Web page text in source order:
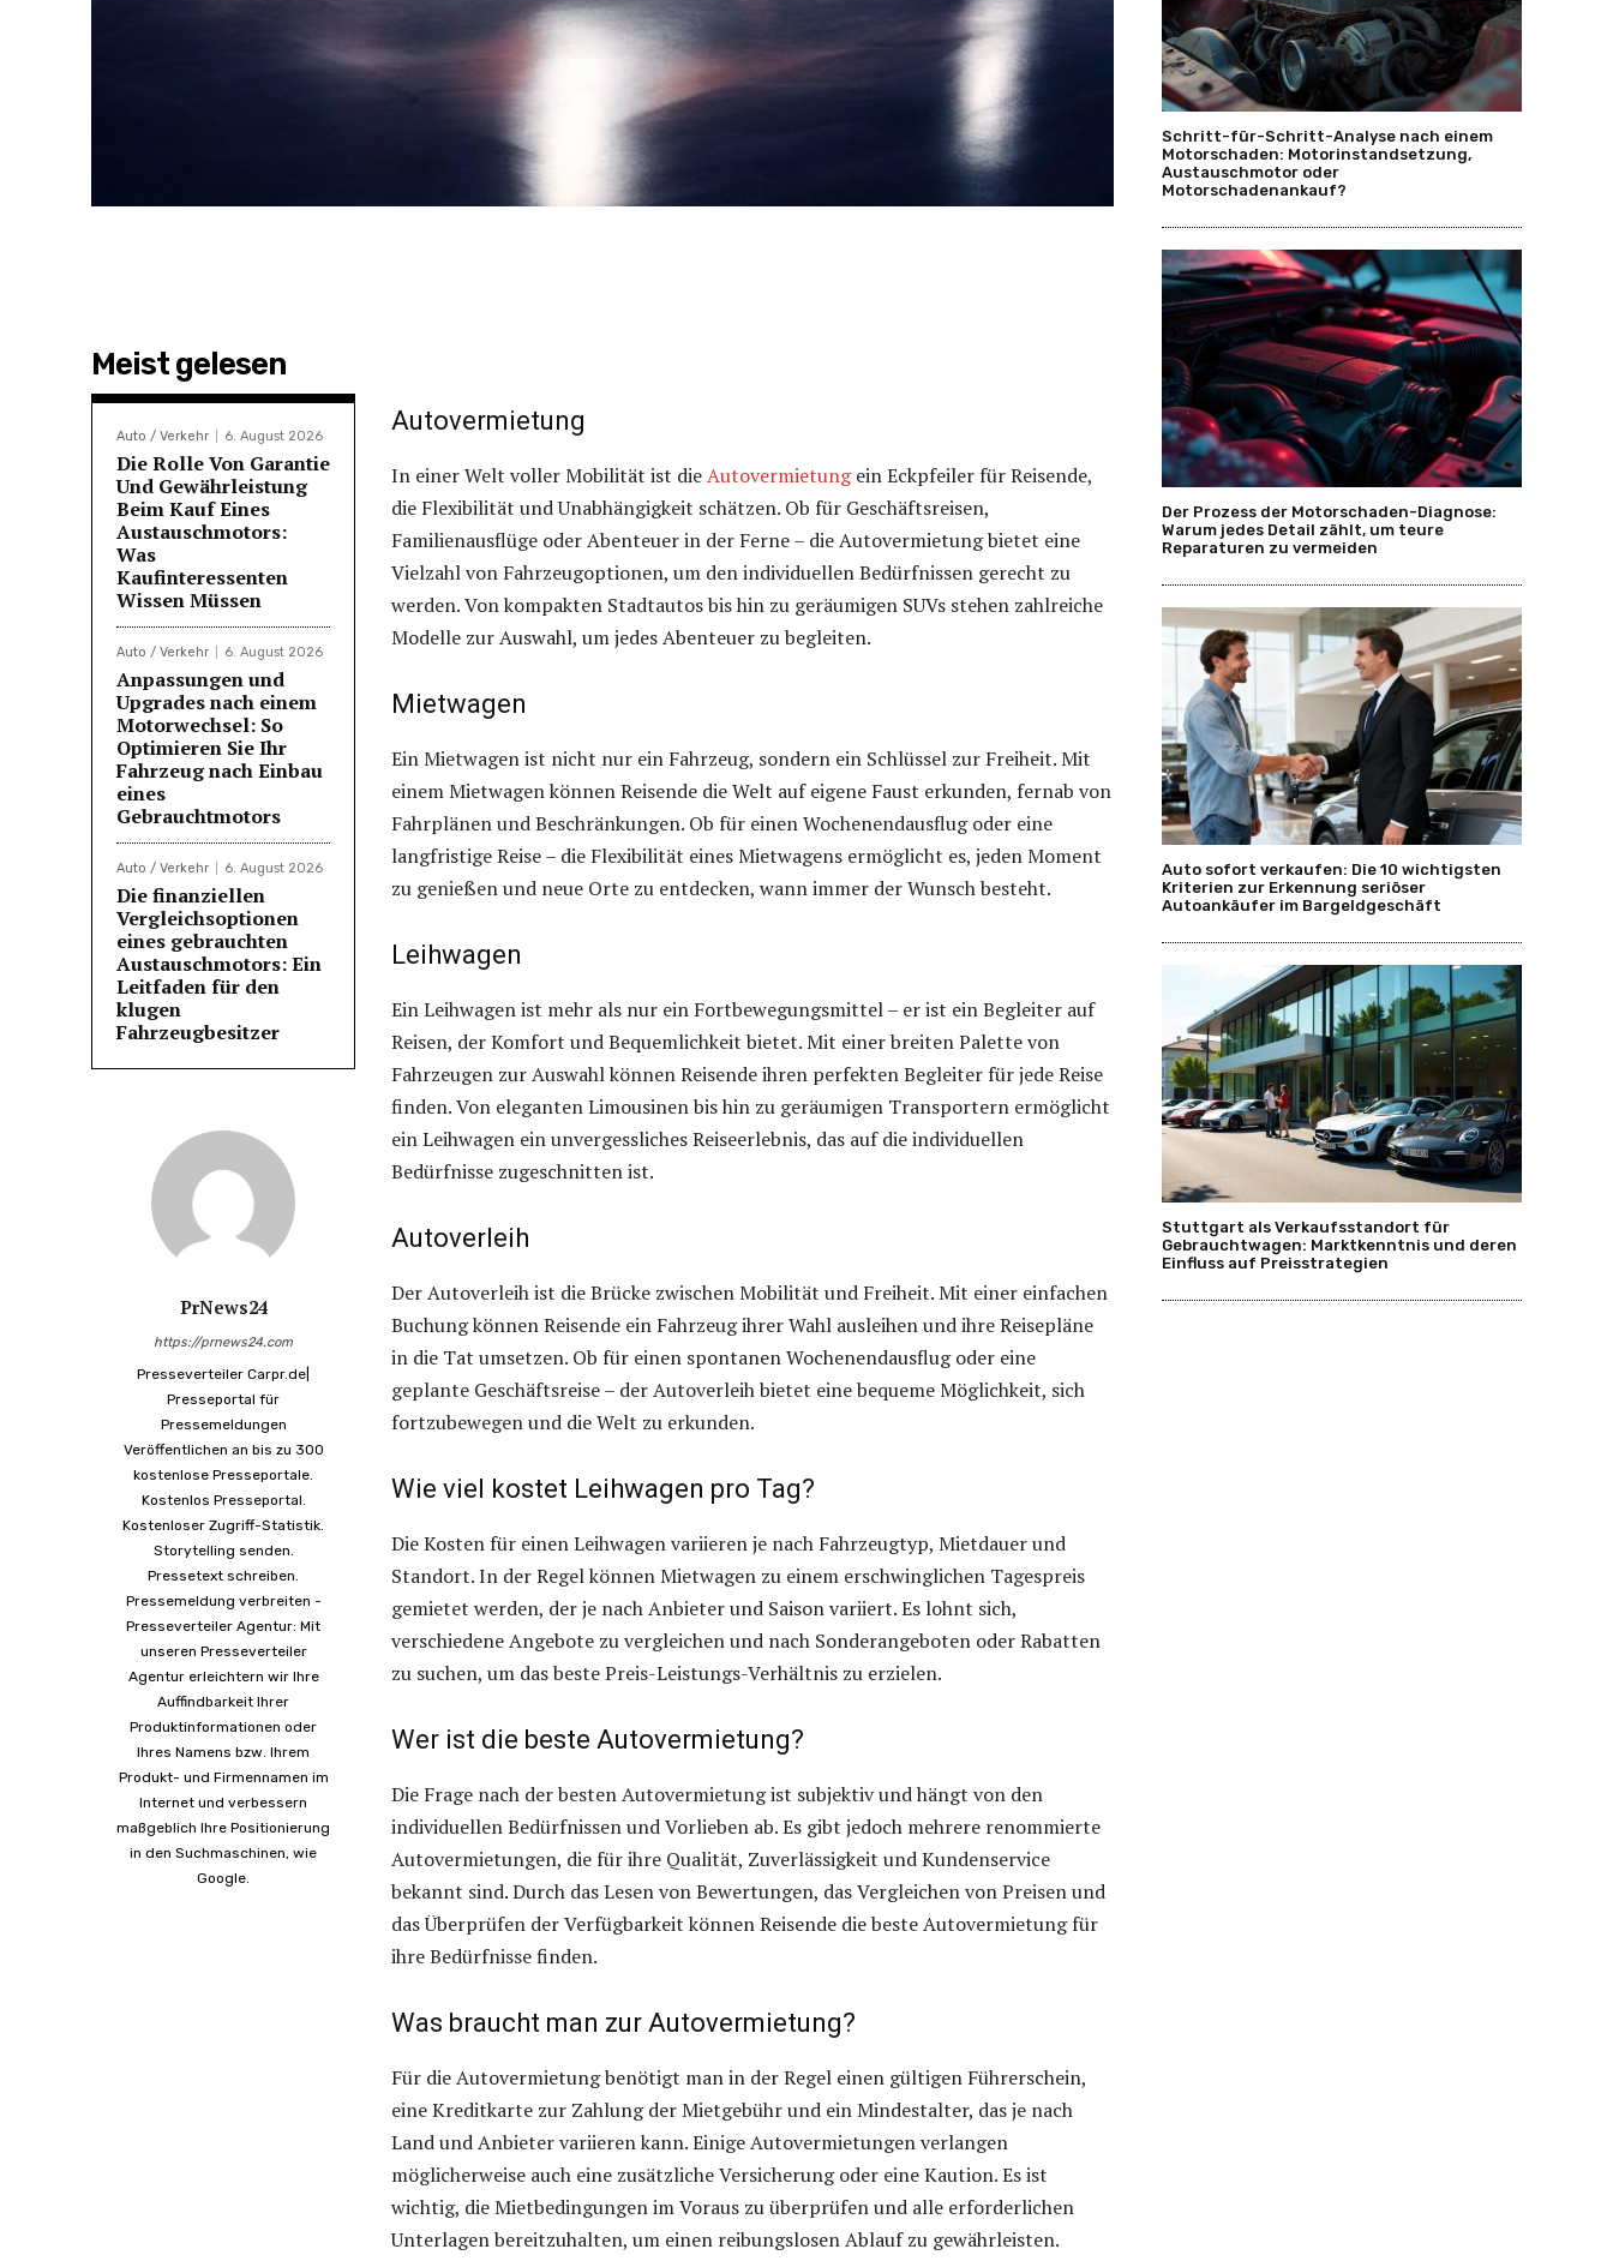
Meist gelesen
Auto / Verkehr 6. August 2026
Die Rolle Von Garantie
Und Gewährleistung
Beim Kauf Eines
Austauschmotors:
Was
Kaufinteressenten
Wissen Müssen
Auto / Verkehr 6. August 2026
Anpassungen und
Upgrades nach einem
Motorwechsel: So
Optimieren Sie Ihr
Fahrzeug nach Einbau
eines
Gebrauchtmotors
Auto / Verkehr 6. August 2026
Die finanziellen
Vergleichsoptionen
eines gebrauchten
Austauschmotors: Ein
Leitfaden für den
klugen
Fahrzeugbesitzer
PrNews24
https://prnews24.com
Presseverteiler Carpr.de|
Presseportal für
Pressemeldungen
Veröffentlichen an bis zu 300
kostenlose Presseportale.
Kostenlos Presseportal.
Kostenloser Zugriff-Statistik.
Storytelling senden.
Pressetext schreiben.
Pressemeldung verbreiten -
Presseverteiler Agentur: Mit
unseren Presseverteiler
Agentur erleichtern wir Ihre
Auffindbarkeit Ihrer
Produktinformationen oder
Ihres Namens bzw. Ihrem
Produkt- und Firmennamen im
Internet und verbessern
maßgeblich Ihre Positionierung
in den Suchmaschinen, wie
Google.
Autovermietung
In einer Welt voller Mobilität ist dieAutovermietungein Eckpfeiler für Reisende,
die Flexibilität und Unabhängigkeit schätzen. Ob für Geschäftsreisen,
Familienausflüge oder Abenteuer in der Ferne – die Autovermietung bietet eine
Vielzahl von Fahrzeugoptionen, um den individuellen Bedürfnissen gerecht zu
werden. Von kompakten Stadtautos bis hin zu geräumigen SUVs stehen zahlreiche
Modelle zur Auswahl, um jedes Abenteuer zu begleiten.
Mietwagen
Ein Mietwagen ist nicht nur ein Fahrzeug, sondern ein Schlüssel zur Freiheit. Mit
einem Mietwagen können Reisende die Welt auf eigene Faust erkunden, fernab von
Fahrplänen und Beschränkungen. Ob für einen Wochenendausflug oder eine
langfristige Reise – die Flexibilität eines Mietwagens ermöglicht es, jeden Moment
zu genießen und neue Orte zu entdecken, wann immer der Wunsch besteht.
Leihwagen
Ein Leihwagen ist mehr als nur ein Fortbewegungsmittel – er ist ein Begleiter auf
Reisen, der Komfort und Bequemlichkeit bietet. Mit einer breiten Palette von
Fahrzeugen zur Auswahl können Reisende ihren perfekten Begleiter für jede Reise
finden. Von eleganten Limousinen bis hin zu geräumigen Transportern ermöglicht
ein Leihwagen ein unvergessliches Reiseerlebnis, das auf die individuellen
Bedürfnisse zugeschnitten ist.
Autoverleih
Der Autoverleih ist die Brücke zwischen Mobilität und Freiheit. Mit einer einfachen
Buchung können Reisende ein Fahrzeug ihrer Wahl ausleihen und ihre Reisepläne
in die Tat umsetzen. Ob für einen spontanen Wochenendausflug oder eine
geplante Geschäftsreise – der Autoverleih bietet eine bequeme Möglichkeit, sich
fortzubewegen und die Welt zu erkunden.
Wie viel kostet Leihwagen pro Tag?
Die Kosten für einen Leihwagen variieren je nach Fahrzeugtyp, Mietdauer und
Standort. In der Regel können Mietwagen zu einem erschwinglichen Tagespreis
gemietet werden, der je nach Anbieter und Saison variiert. Es lohnt sich,
verschiedene Angebote zu vergleichen und nach Sonderangeboten oder Rabatten
zu suchen, um das beste Preis-Leistungs-Verhältnis zu erzielen.
Wer ist die beste Autovermietung?
Die Frage nach der besten Autovermietung ist subjektiv und hängt von den
individuellen Bedürfnissen und Vorlieben ab. Es gibt jedoch mehrere renommierte
Autovermietungen, die für ihre Qualität, Zuverlässigkeit und Kundenservice
bekannt sind. Durch das Lesen von Bewertungen, das Vergleichen von Preisen und
das Überprüfen der Verfügbarkeit können Reisende die beste Autovermietung für
ihre Bedürfnisse finden.
Was braucht man zur Autovermietung?
Für die Autovermietung benötigt man in der Regel einen gültigen Führerschein,
eine Kreditkarte zur Zahlung der Mietgebühr und ein Mindestalter, das je nach
Land und Anbieter variieren kann. Einige Autovermietungen verlangen
möglicherweise auch eine zusätzliche Versicherung oder eine Kaution. Es ist
wichtig, die Mietbedingungen im Voraus zu überprüfen und alle erforderlichen
Unterlagen bereitzuhalten, um einen reibungslosen Ablauf zu gewährleisten.
Schritt-für-Schritt-Analyse nach einem
Motorschaden: Motorinstandsetzung,
Austauschmotor oder
Motorschadenankauf?
Der Prozess der Motorschaden-Diagnose:
Warum jedes Detail zählt, um teure
Reparaturen zu vermeiden
Auto sofort verkaufen: Die 10 wichtigsten
Kriterien zur Erkennung seriöser
Autoankäufer im Bargeldgeschäft
Stuttgart als Verkaufsstandort für
Gebrauchtwagen: Marktkenntnis und deren
Einfluss auf Preisstrategien